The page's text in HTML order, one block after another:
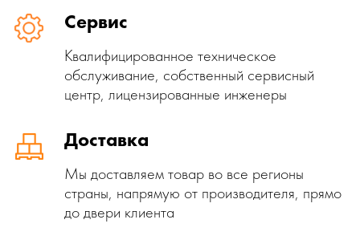
Сервис
Квалифицированное техническое
обслуживание, собственный сервисный
центр, лицензированные инженеры
Доставка
Мы доставляем товар во все регионы
страны, напрямую от производителя, прямо
до двери клиента